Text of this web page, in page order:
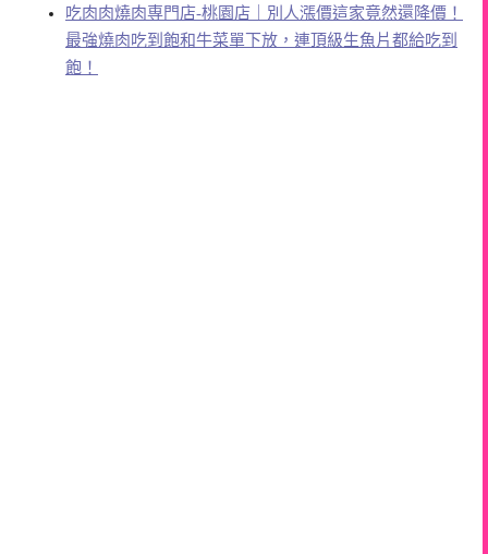
吃肉肉燒肉専門店-桃園店｜別人漲價這家竟然還降價！
最強燒肉吃到飽和牛菜單下放，連頂級生魚片都給吃到
飽！